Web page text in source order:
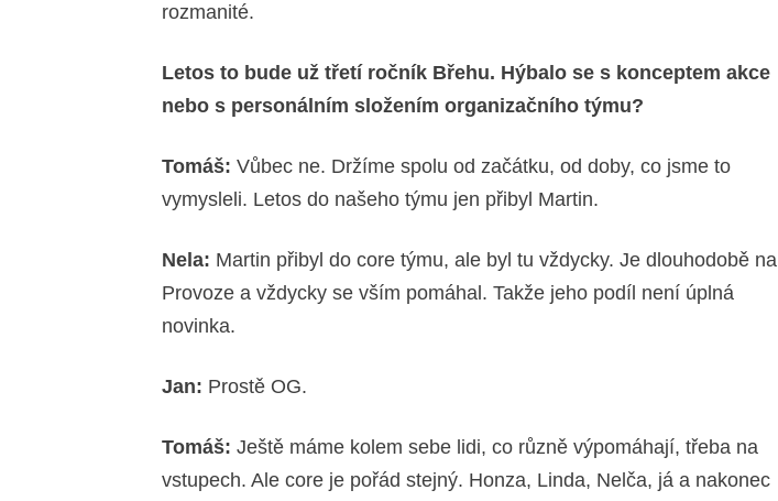
rozmanité.
Letos to bude už třetí ročník Břehu. Hýbalo se s konceptem akce
nebo s personálním složením organizačního týmu?
Tomáš: Vůbec ne. Držíme spolu od začátku, od doby, co jsme to
vymysleli. Letos do našeho týmu jen přibyl Martin.
Nela: Martin přibyl do core týmu, ale byl tu vždycky. Je dlouhodobě na
Provoze a vždycky se vším pomáhal. Takže jeho podíl není úplná
novinka.
Jan: Prostě OG.
Tomáš: Ještě máme kolem sebe lidi, co různě výpomáhají, třeba na
vstupech. Ale core je pořád stejný. Honza, Linda, Nelča, já a nakonec